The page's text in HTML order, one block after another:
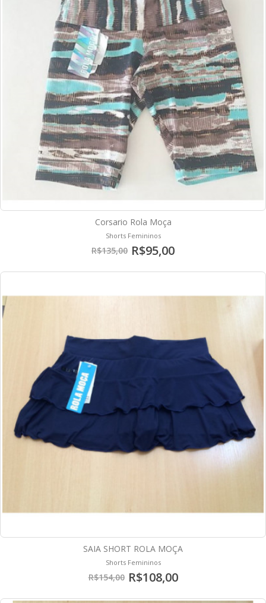
Corsario Rola Moça
Shorts Femininos
R$135,00 R$95,00
SAIA SHORT ROLA MOÇA
Shorts Femininos
R$154,00 R$108,00